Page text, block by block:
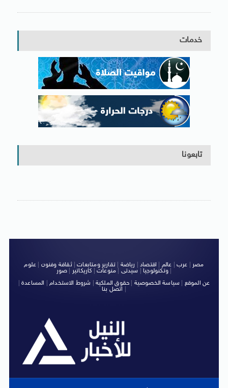
خدمات
تابعونا
مصر عرب عالم اقتصاد رياضة |تقارير ومتابعات|ثقافة وفنون
علوم
وتكنولوجيا| سيدتى منوعات كاريكاتير صور
|
عن الموقع
سياسة الخصوصية حقوق الملكية شروط الاستخدام| المساعدة|
اتصل بنا